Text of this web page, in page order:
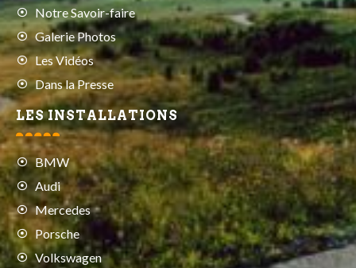
Notre Savoir-faire
Galerie Photos
Les Vidéos
Dans la Presse
LES INSTALLATIONS
BMW
Audi
Mercedes
Porsche
Volkswagen